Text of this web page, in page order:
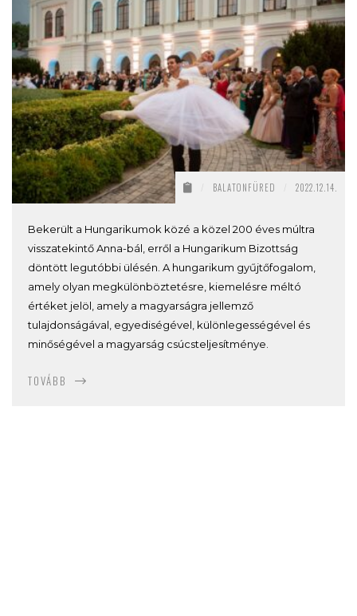
BALATONFÜRED 2022.12.14.
Bekerült a Hungarikumok közé a közel 200 éves múltra
visszatekintő Anna-bál, erről a Hungarikum Bizottság
döntött legutóbbi ülésén. A hungarikum gyűjtőfogalom,
amely olyan megkülönböztetésre, kiemelésre méltó
értéket jelöl, amely a magyarságra jellemző
tulajdonságával, egyediségével, különlegességével és
minőségével a magyarság csúcsteljesítménye.
TOVÁBB